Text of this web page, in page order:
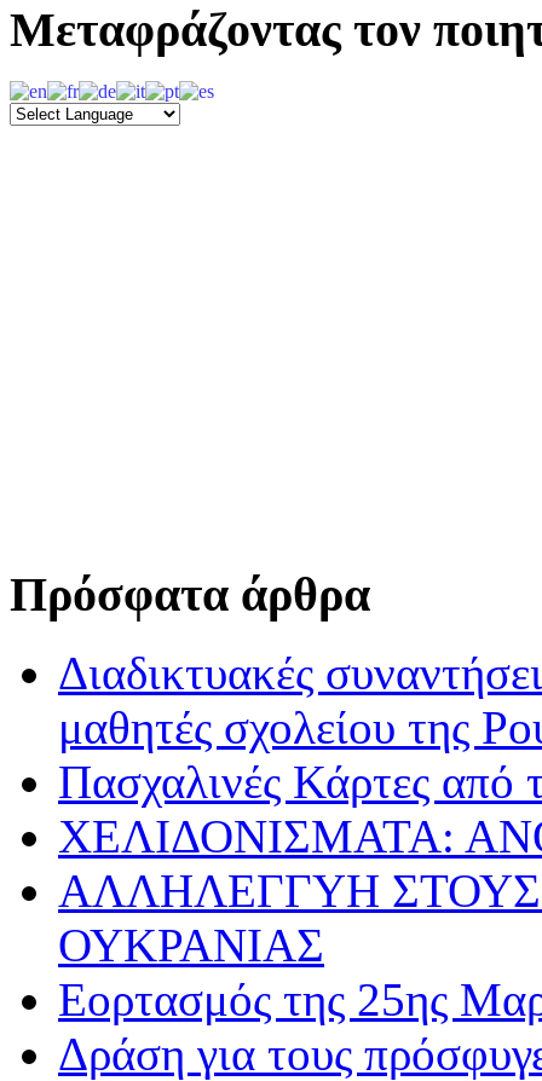
Μεταφράζοντας τον
Πρόσφατα άρθρα
Διαδικτυακές
μαθητές σχολείου της
Πασχαλινές Κάρτες από
ΧΕΛΙΔΟΝΙΣΜΑΤΑ:
ΑΛΛΗΛΕΓΓΥΗ
ΟΥΚΡΑΝΙΑΣ
Εορτασμός της 25ης
Δράση για τους